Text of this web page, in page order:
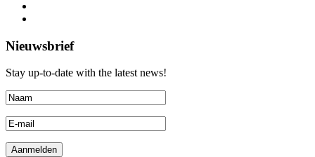
Nieuwsbrief
Stay up-to-date with the latest news!